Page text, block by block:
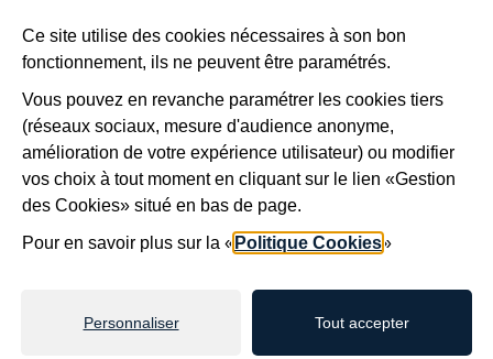
Ce site utilise des cookies nécessaires à son bon
fonctionnement, ils ne peuvent être paramétrés.
Vous pouvez en revanche paramétrer les cookies tiers
(réseaux sociaux, mesure d'audience anonyme,
amélioration de votre expérience utilisateur) ou modifier
vos choix à tout moment en cliquant sur le lien «Gestion
des Cookies» situé en bas de page.
Pour en savoir plus sur la « Politique Cookies»
Personnaliser Tout accepter
Sécurité anti-robot *
À des fins de sécurité, veuillez sélectionner les
derniers caractères de la série.